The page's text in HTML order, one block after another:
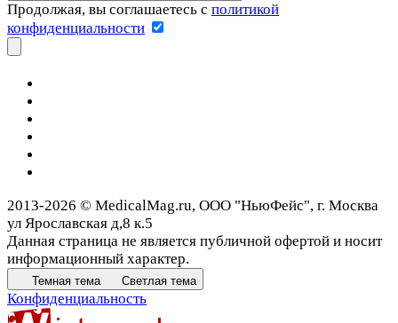
Продолжая, вы соглашаетесь с политикой
конфиденциальности
2013-2026 © MedicalMag.ru, ООО "НьюФейс", г. Москва
ул Ярославская д,8 к.5
Данная страница не является публичной офертой и носит
информационный характер.
Темная тема Светлая тема
Конфиденциальность